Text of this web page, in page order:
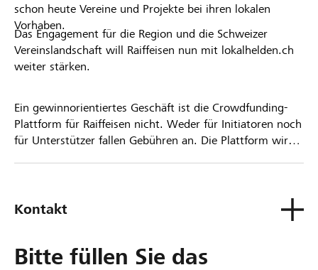
schon heute Vereine und Projekte bei ihren lokalen
Vorhaben.
Das Engagement für die Region und die Schweizer
Vereinslandschaft will Raiffeisen nun mit lokalhelden.ch
weiter stärken.
Ein gewinnorientiertes Geschäft ist die Crowdfunding-
Plattform für Raiffeisen nicht. Weder für Initiatoren noch
für Unterstützer fallen Gebühren an. Die Plattform wird
Kontakt
Bitte füllen Sie das